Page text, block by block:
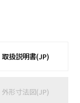
取扱説明書(JP)
外形寸法図(JP)